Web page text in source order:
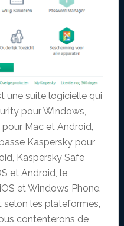
une suite logicielle qui
pour Windows,
Mac et Android,
Kaspersky pour
Kaspersky Safe
et Android, le
et Windows Phone.
selon les plateformes,
contenterons de